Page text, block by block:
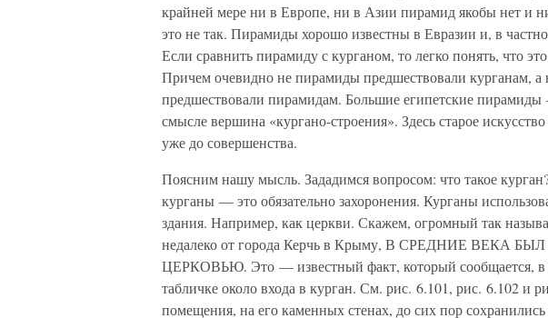
крайней мере ни в Европе, ни в Азии пирамид якобы нет и
это не так. Пирамиды хорошо известны в Евразии и, в
Если сравнить пирамиду с курганом, то легко понять, что
Причем очевидно не пирамиды предшествовали курганам, а
предшествовали пирамидам. Большие египетские
смысле вершина «кургано-строения». Здесь старое
уже до совершенства.
Поясним нашу мысль. Зададимся вопросом: что такое
курганы — это обязательно захоронения. Курганы
здания. Например, как церкви. Скажем, огромный так
недалеко от города Керчь в Крыму, В СРЕДНИЕ ВЕКА
ЦЕРКОВЬЮ. Это — известный факт, который сообщается, в
табличке около входа в курган. См. рис. 6.101, рис. 6.102 и
помещения, на его каменных стенах, до сих пор сохранились